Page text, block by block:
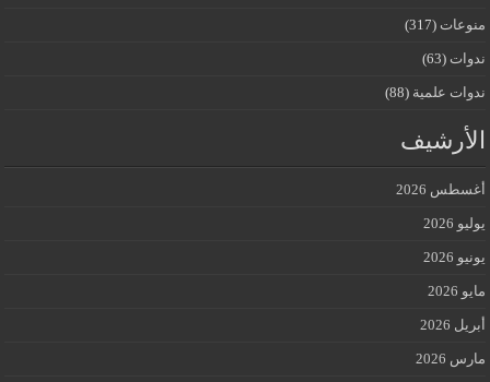
منوعات (317)
ندوات (63)
ندوات علمية (88)
الأرشيف
أغسطس 2026
يوليو 2026
يونيو 2026
مايو 2026
أبريل 2026
مارس 2026